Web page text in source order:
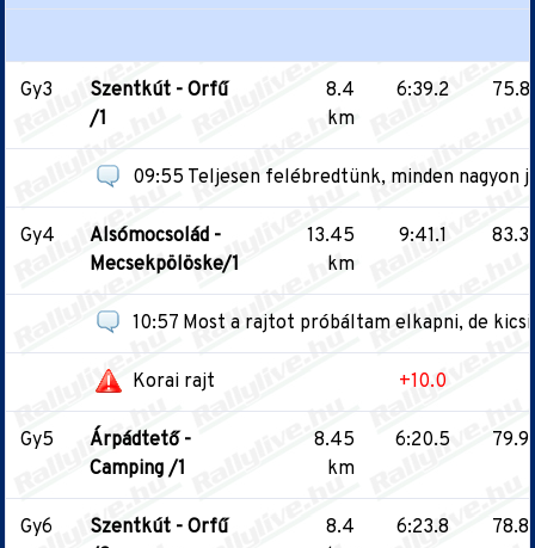
Gy3
Szentkút - Orfű
/1
8.4
km
6:39.2 75.8
09:55 Teljesen felébredtünk, minden nagyon
Gy4
Alsómocsolád -
Mecsekpölöske/1
13.45
km
9:41.1 83.3
10:57 Most a rajtot próbáltam elkapni, de
Korai rajt +10.0
Gy5
Árpádtető -
Camping /1
8.45
km
6:20.5 79.9
Gy6
Szentkút - Orfű
8.4
6:23.8 78.8